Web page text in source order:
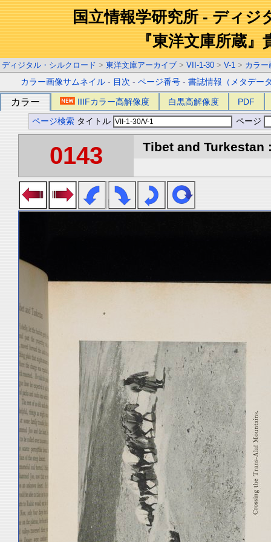
国立情報学研究所 - ディジ
『東洋文庫所蔵』
ディジタル・シルクロード > 東洋文庫アーカイブ > VII-1-30 > V-1 > カラー
カラー画像サムネイル - 目次 -ページ番号 -書誌情報（メタデー
カラー IIIFカラー高解像度 白黒高解像度 PDF
ページ検索 タイトル ページ
0143 Tibet and Turkestan